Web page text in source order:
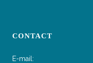
CONTACT
E-mail: